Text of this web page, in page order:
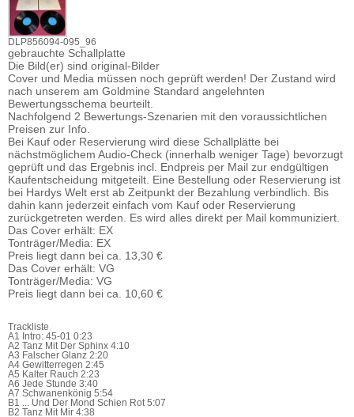
DLP856094-095_96
gebrauchte Schallplatte
Die Bild(er) sind original-Bilder
Cover und Media müssen noch geprüft werden! Der Zustand wird
nach unserem am Goldmine Standard angelehnten
Bewertungsschema beurteilt.
Nachfolgend 2 Bewertungs-Szenarien mit den voraussichtlichen
Preisen zur Info.
Bei Kauf oder Reservierung wird diese Schallplätte bei
nächstmöglichem Audio-Check (innerhalb weniger Tage) bevorzugt
geprüft und das Ergebnis incl. Endpreis per Mail zur endgültigen
Kaufentscheidung mitgeteilt. Eine Bestellung oder Reservierung ist
bei Hardys Welt erst ab Zeitpunkt der Bezahlung verbindlich. Bis
dahin kann jederzeit einfach vom Kauf oder Reservierung
zurückgetreten werden. Es wird alles direkt per Mail kommuniziert.
Das Cover erhält: EX
Tonträger/Media: EX
Preis liegt dann bei ca. 13,30 €
Das Cover erhält: VG
Tonträger/Media: VG
Preis liegt dann bei ca. 10,60 €
Trackliste
A1 Intro: 45-01 0:23
A2 Tanz Mit Der Sphinx 4:10
A3 Falscher Glanz 2:20
A4 Gewitterregen 2:45
A5 Kalter Rauch 2:23
A6 Jede Stunde 3:40
A7 Schwanenkönig 5:54
B1 ... Und Der Mond Schien Rot 5:07
B2 Tanz Mit Mir 4:38